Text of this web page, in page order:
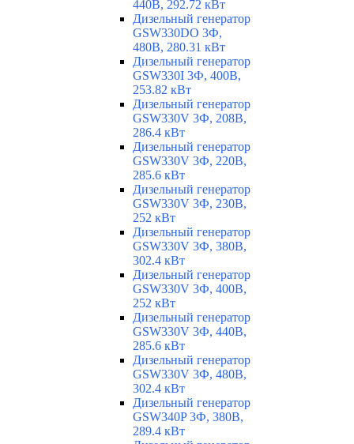
440В, 292.72 кВт
Дизельный генератор
GSW330DO 3Ф,
480В, 280.31 кВт
Дизельный генератор
GSW330I 3Ф, 400В,
253.82 кВт
Дизельный генератор
GSW330V 3Ф, 208В,
286.4 кВт
Дизельный генератор
GSW330V 3Ф, 220В,
285.6 кВт
Дизельный генератор
GSW330V 3Ф, 230В,
252 кВт
Дизельный генератор
GSW330V 3Ф, 380В,
302.4 кВт
Дизельный генератор
GSW330V 3Ф, 400В,
252 кВт
Дизельный генератор
GSW330V 3Ф, 440В,
285.6 кВт
Дизельный генератор
GSW330V 3Ф, 480В,
302.4 кВт
Дизельный генератор
GSW340P 3Ф, 380В,
289.4 кВт